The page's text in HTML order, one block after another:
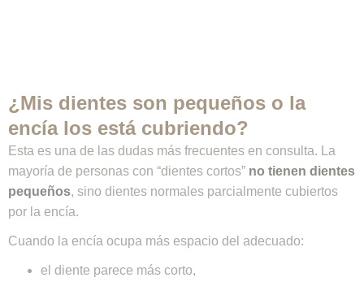
¿Mis dientes son pequeños o la
encía los está cubriendo?
Esta es una de las dudas más frecuentes en consulta. La
mayoría de personas con “dientes cortos” no tienen dientes
pequeños, sino dientes normales parcialmente cubiertos
por la encía.
Cuando la encía ocupa más espacio del adecuado:
el diente parece más corto,